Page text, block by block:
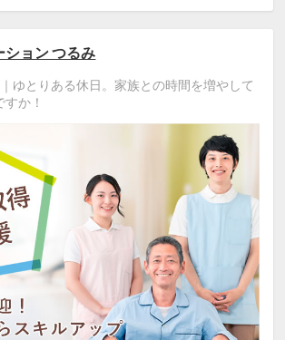
ション つるみ
ゆとりある休日。家族との時間を増やして
か！